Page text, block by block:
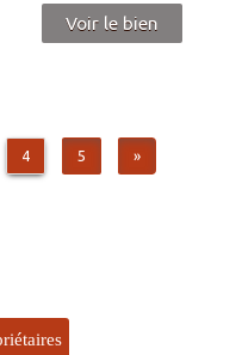
Voir le bien
4 5 »